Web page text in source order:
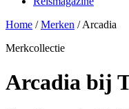
Home / Merken / Arcadia
Merkcollectie
Arcadia bij